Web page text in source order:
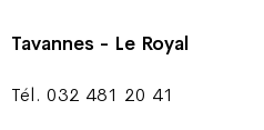
Tavannes - Le Royal
Tél. 032 481 20 41